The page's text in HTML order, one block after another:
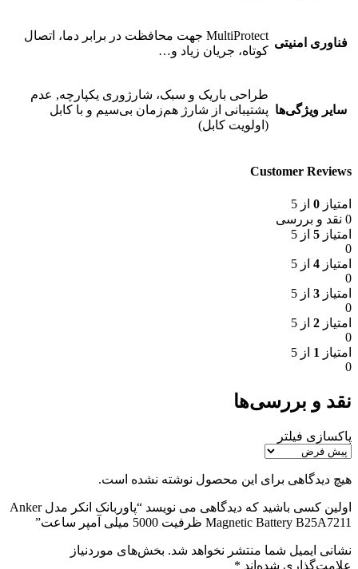
فناوری امنیتی
MultiProtect جهت محافظت در برابر دما، اتصال
کوتاه، جریان زیاد و…
سایر ویژگی‌ها
طراحی باریک و سبک، شارژوری یکپارچه, عدم
پشتیبانی از شارژ هم‌زمان بی‌سیم و با کابل
(اولویت کابل)
Customer Reviews
امتیاز 0 از 5
0 نقد و بررسی
امتیاز 5 از 5
0
امتیاز 4 از 5
0
امتیاز 3 از 5
0
امتیاز 2 از 5
0
امتیاز 1 از 5
0
نقد و بررسی‌ها
پاکسازی فیلتر
هیچ دیدگاهی برای این محصول نوشته نشده است.
اولین کسی باشید که دیدگاهی می نویسد “پاوربانک انکر مدل Anker
Magnetic Battery B25A7211 ظرفیت 5000 میلی آمپر ساعت”
نشانی ایمیل شما منتشر نخواهد شد. بخش‌های موردنیاز
علامت‌گذاری شده‌اند *